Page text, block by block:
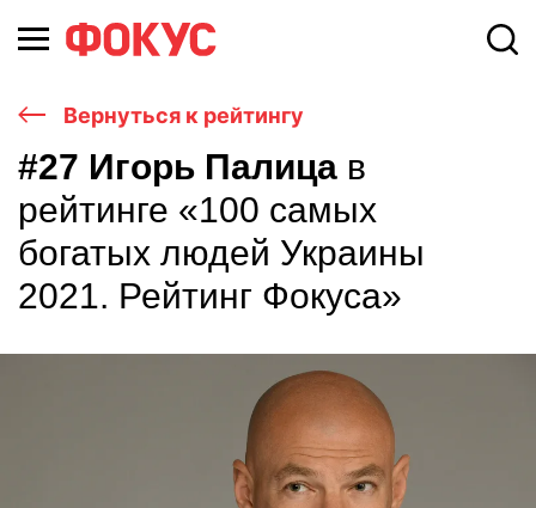
Вернуться к рейтингу
#27 Игорь Палица в
рейтинге «100 самых
богатых людей Украины
2021. Рейтинг Фокуса»